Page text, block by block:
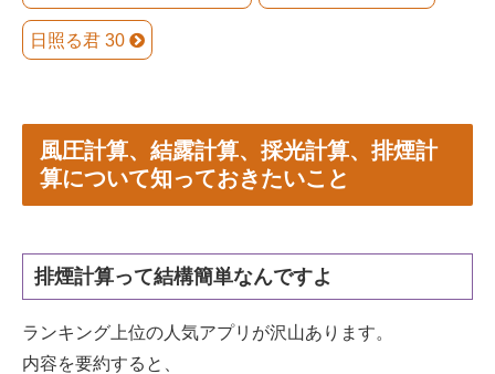
日照る君 30
風圧計算、結露計算、採光計算、排煙計
算について知っておきたいこと
排煙計算って結構簡単なんですよ
ランキング上位の人気アプリが沢山あります。
内容を要約すると、